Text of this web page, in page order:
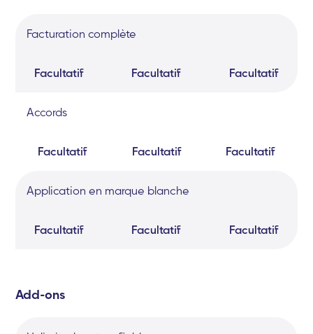
Facturation complète
Facultatif Facultatif Facultatif
Accords
Facultatif Facultatif Facultatif
Application en marque blanche
Facultatif Facultatif Facultatif
Add-ons